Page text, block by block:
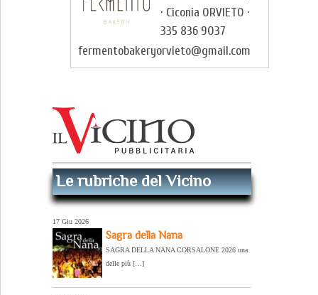
· Ciconia ORVIETO ·
335 836 9037
fermentobakeryorvieto@gmail.com
Le rubriche del Vicino
17 Giu 2026
Sagra della Nana
SAGRA DELLA NANA CORSALONE 2026 una
delle più […]